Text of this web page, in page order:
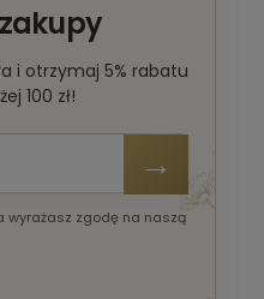
i otrzymaj 5% rabatu
100 zł!
wyrażasz zgodę na naszą